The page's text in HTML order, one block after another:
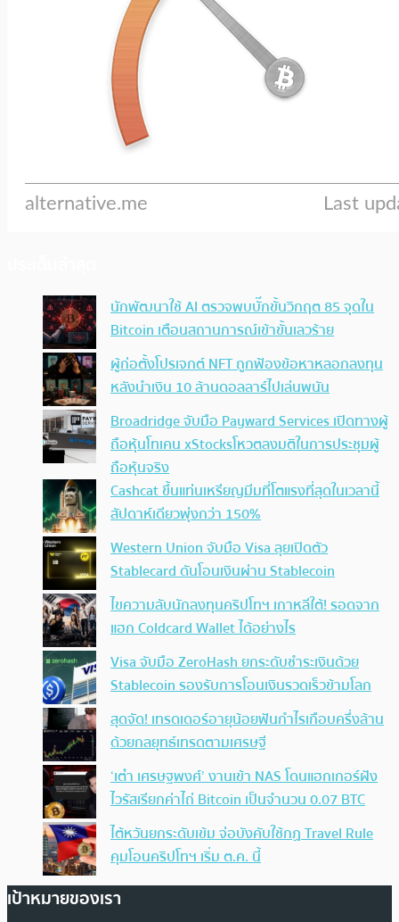
นักพัฒนาใช้ AI ตรวจพบบั๊กขั้นวิกฤต 85 จุดใน
Bitcoin เตือนสถานการณ์เข้าขั้นเลวร้าย
ผู้ก่อตั้งโปรเจกต์ NFT ถูกฟ้องข้อหาหลอกลงทุน
หลังนำเงิน 10 ล้านดอลลาร์ไปเล่นพนัน
Broadridge จับมือ Payward Services เปิดทางผู้
ถือหุ้นโทเคน xStocksโหวตลงมติในการประชุมผู้
ถือหุ้นจริง
Cashcat ขึ้นแท่นเหรียญมีมที่โตแรงที่สุดในเวลานี้
สัปดาห์เดียวพุ่งกว่า 150%
Western Union จับมือ Visa ลุยเปิดตัว
Stablecard ดันโอนเงินผ่าน Stablecoin
ไขความลับนักลงทุนคริปโทฯ เกาหลีใต้! รอดจาก
แฮก Coldcard Wallet ได้อย่างไร
Visa จับมือ ZeroHash ยกระดับชำระเงินด้วย
Stablecoin รองรับการโอนเงินรวดเร็วข้ามโลก
สุดจัด! เทรดเดอร์อายุน้อยฟันกำไรเกือบครึ่งล้าน
ด้วยกลยุทธ์เทรดตามเศรษฐี
‘เต๋า เศรษฐพงศ์’ งานเข้า NAS โดนแฮกเกอร์ฝัง
ไวรัสเรียกค่าไถ่ Bitcoin เป็นจำนวน 0.07 BTC
ไต้หวันยกระดับเข้ม จ่อบังคับใช้กฏ Travel Rule
คุมโอนคริปโทฯ เริ่ม ต.ค. นี้
เป้าหมายของเรา